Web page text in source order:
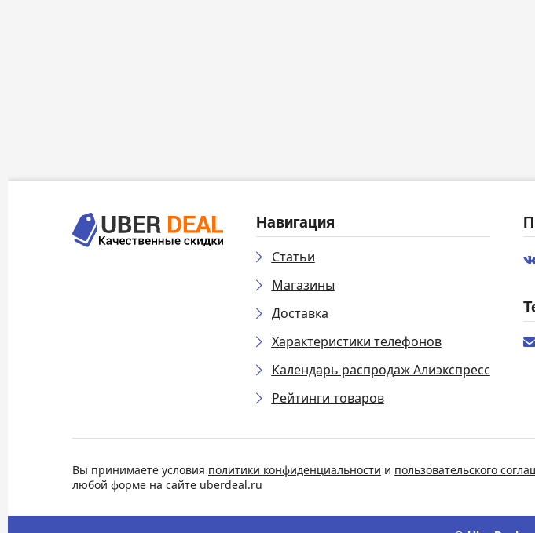
Навигация
Статьи
Магазины
Доставка
Характеристики телефонов
Календарь распродаж Алиэкспресс
Рейтинги товаров
Вы принимаете условия политики конфиденциальности и пользовательского
любой форме на сайте uberdeal.ru